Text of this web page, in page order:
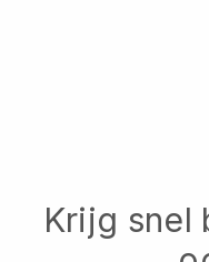
Krijg snel